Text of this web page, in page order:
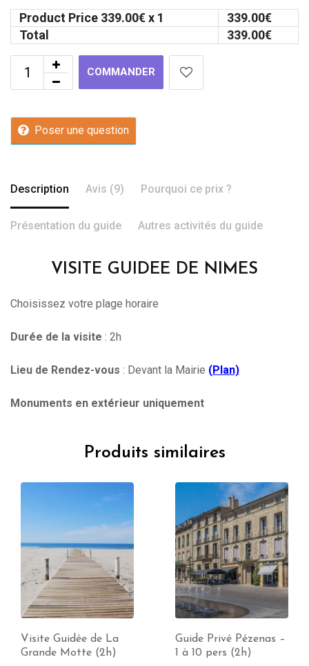
Product Price 339.00€ x 1 339.00€
Total
339.00€
COMMANDER
Poser une question
Description Avis (9) Pourquoi ce prix ?
Présentation du guide Autres activités du guide
VISITE GUIDEE DE NIMES
Choisissez votre plage horaire
Durée de la visite : 2h
Lieu de Rendez-vous : Devant la Mairie (Plan)
Monuments en extérieur uniquement
Produits similaires
Guide Privé Pézenas –
1 à 10 pers (2h)
Visite Gourmande de
Montpellier (2h)